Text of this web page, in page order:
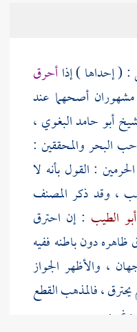
( إحداها ) إذاأحرق
أصحهما عند
أبو حامد البغوي ،
البحر والمحققين :
: القول بأنه لا
، وقد ذكر المصنف
أبو الطيب : إن احترق
ظاهره دون باطنه ففيه
، والأظهر الجواز
يحترق ، فالمذهب القطع
وغيره .